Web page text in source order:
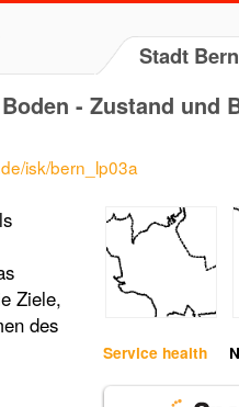
Stadt
- Zustand und
isk/bern_lp03a
Service health
Ziele,
des